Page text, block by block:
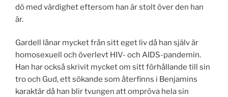
dö med värdighet eftersom han är stolt över den han
är.
Gardell lånar mycket från sitt eget liv då han själv är
homosexuell och överlevt HIV- och AIDS-pandemin.
Han har också skrivit mycket om sitt förhållande till sin
tro och Gud, ett sökande som återfinns i Benjamins
karaktär då han blir tvungen att ompröva hela sin